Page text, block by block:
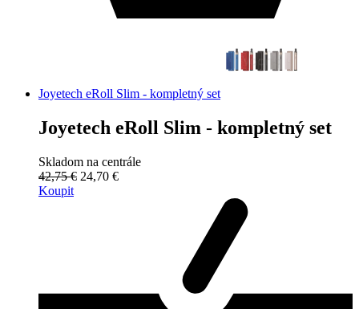
Joyetech eRoll Slim - kompletný set
Joyetech eRoll Slim - kompletný set
Skladom na centrále
42,75 € 24,70 €
Koupit